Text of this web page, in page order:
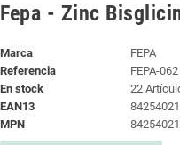
Fepa - Zinc
Marca
FEPA
Referencia
FEPA-062
En stock
22
EAN13
MPN